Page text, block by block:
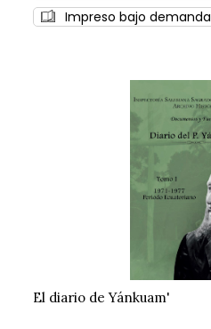
Impreso bajo demanda
El diario de Yánkuam'